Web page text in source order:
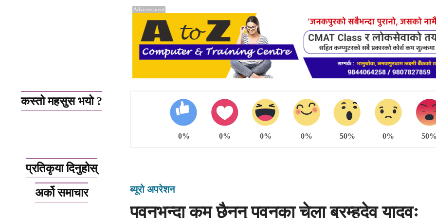
Advertesment
कस्तो महसुस भयो ?
0% 0% 0% 0% 50% 0%
प्रतिकृया दिनुहोस्
अर्को समाचार
ब्यूरो अपरेशन
पवनभन्दा कम छैनन् पवनका चेला ब्रम्हदेव यादवः